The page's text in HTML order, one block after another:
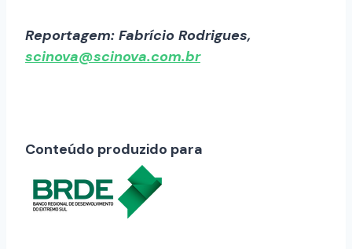
Reportagem: Fabrício Rodrigues,
scinova@scinova.com.br
Conteúdo produzido para